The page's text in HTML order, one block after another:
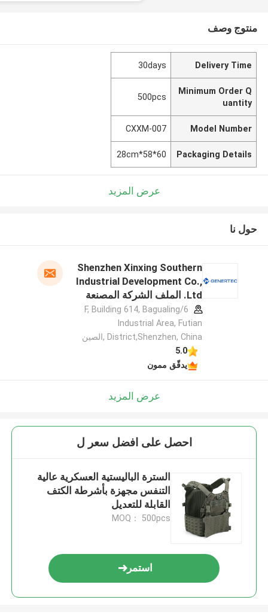
منتوج وصف
Delivery Time
30days
Minimum Order Q
uantity
500pcs
Model Number
CXXM-007
Packaging Details
60*58*28cm
عرض المزيد
حول نا
Shenzhen Xinxing Southern
Industrial Development Co.,
Ltd. الملف الشركة المصنعة
6/F, Building 614, Bagualing
Industrial Area, Futian
District,Shenzhen, China ,الصين
5.0
يدقّق ممون
عرض المزيد
احصل على افضل سعر ل
السترة الباليستية العسكرية عالية
التنفس مجهزة بأشرطة الكتف
القابلة للتعديل
MOQ： 500pcs
استمر